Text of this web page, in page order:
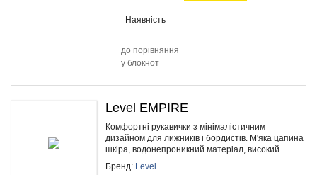
Наявність
до порівняння
у блокнот
Level EMPIRE
Комфортні рукавички з мінімалістичним
дизайном для лижників і бордистів. М'яка цапина
шкіра, водонепроникний матеріал, високий
рівень утеплення й укорочена…
Бренд: Level